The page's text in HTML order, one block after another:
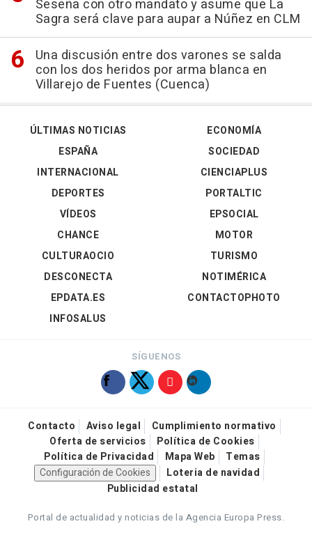
Seseña con otro mandato y asume que La
Sagra será clave para aupar a Núñez en CLM
Una discusión entre dos varones se salda
con los dos heridos por arma blanca en
Villarejo de Fuentes (Cuenca)
ÚLTIMAS NOTICIAS
ESPAÑA
INTERNACIONAL
DEPORTES
VÍDEOS
ECONOMÍA
SOCIEDAD
CIENCIAPLUS
PORTALTIC
EPSOCIAL
CHANCE
CULTURAOCIO
DESCONECTA
EPDATA.ES
INFOSALUS
MOTOR
TURISMO
NOTIMÉRICA
CONTACTOPHOTO
SÍGUENOS
Contacto Aviso legal
Cumplimiento normativo
Oferta de servicios
Política de Cookies
Política de Privacidad
Mapa Web
Temas
Configuración de Cookies
Loteria de navidad
Publicidad estatal
Portal de actualidad y noticias de la Agencia Europa Press.